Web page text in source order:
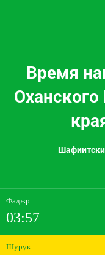
Время
Фаджр
03:57
Шурук